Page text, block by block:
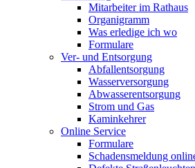
Mitarbeiter im Rathaus
Organigramm
Was erledige ich wo
Formulare
Ver- und Entsorgung
Abfallentsorgung
Wasserversorgung
Abwasserentsorgung
Strom und Gas
Kaminkehrer
Online Service
Formulare
Schadensmeldung